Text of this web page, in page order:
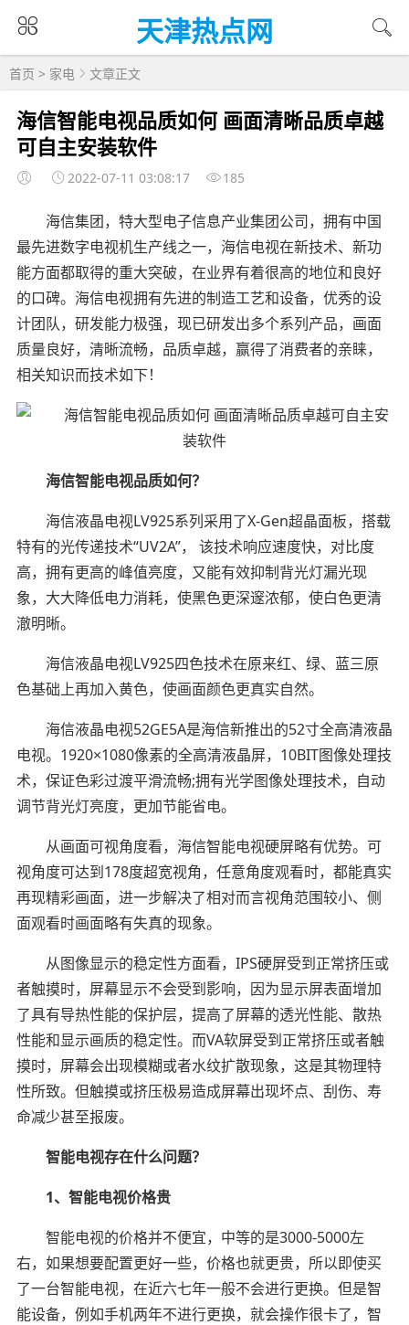
天津热点网
首页 > 家电 文章正文
海信智能电视品质如何 画面清晰品质卓越
可自主安装软件
2022-07-11 03:08:17 185
海信集团，特大型电子信息产业集团公司，拥有中国
最先进数字电视机生产线之一，海信电视在新技术、新功
能方面都取得的重大突破，在业界有着很高的地位和良好
的口碑。海信电视拥有先进的制造工艺和设备，优秀的设
计团队，研发能力极强，现已研发出多个系列产品，画面
质量良好，清晰流畅，品质卓越，赢得了消费者的亲睐，
相关知识而技术如下！
海信智能电视品质如何？
海信液晶电视LV925系列采用了X-Gen超晶面板，搭载
特有的光传递技术“UV2A”， 该技术响应速度快，对比度
高，拥有更高的峰值亮度，又能有效抑制背光灯漏光现
象，大大降低电力消耗，使黑色更深邃浓郁，使白色更清
澈明晰。
海信液晶电视LV925四色技术在原来红、绿、蓝三原
色基础上再加入黄色，使画面颜色更真实自然。
海信液晶电视52GE5A是海信新推出的52寸全高清液晶
电视。1920×1080像素的全高清液晶屏，10BIT图像处理技
术，保证色彩过渡平滑流畅;拥有光学图像处理技术，自动
调节背光灯亮度，更加节能省电。
从画面可视角度看，海信智能电视硬屏略有优势。可
视角度可达到178度超宽视角，任意角度观看时，都能真实
再现精彩画面，进一步解决了相对而言视角范围较小、侧
面观看时画面略有失真的现象。
从图像显示的稳定性方面看，IPS硬屏受到正常挤压或
者触摸时，屏幕显示不会受到影响，因为显示屏表面增加
了具有导热性能的保护层，提高了屏幕的透光性能、散热
性能和显示画质的稳定性。而VA软屏受到正常挤压或者触
摸时，屏幕会出现模糊或者水纹扩散现象，这是其物理特
性所致。但触摸或挤压极易造成屏幕出现坏点、刮伤、寿
命减少甚至报废。
智能电视存在什么问题？
1、智能电视价格贵
智能电视的价格并不便宜，中等的是3000-5000左
右，如果想要配置更好一些，价格也就更贵，所以即使买
了一台智能电视，在近六七年一般不会进行更换。但是智
能设备，例如手机两年不进行更换，就会操作很卡了，智